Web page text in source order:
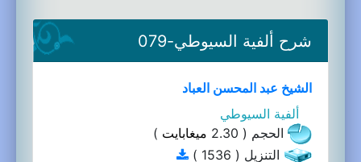
شرح ألفية السيوطي-079
الشيخ عبد المحسن العباد
ألفية السيوطي
الحجم ( 2.30
ميغابايت )
التنزيل ( 1536 )